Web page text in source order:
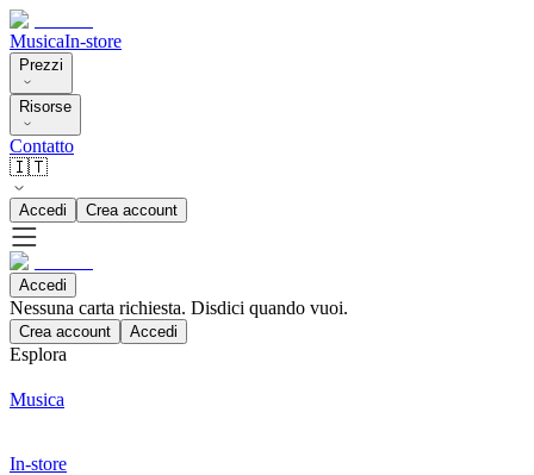
MusicaIn-store
Prezzi
Risorse
Contatto
🇮🇹
Accedi Crea account
Accedi
Nessuna carta richiesta. Disdici quando vuoi.
Crea account Accedi
Esplora
Musica
In-store